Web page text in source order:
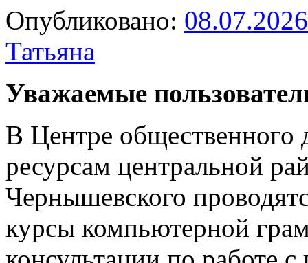
Опубликовано: 08.07.2026
Татьяна
Уважаемые
В Центре
ресурсам центральной
Чернышевского
курсы компьютерной